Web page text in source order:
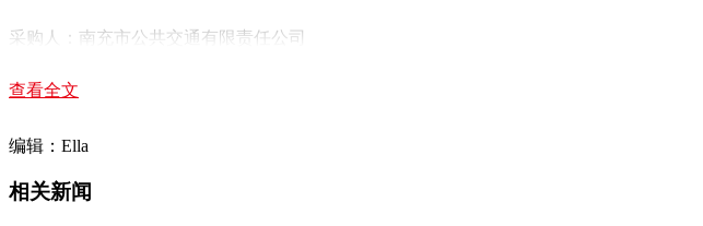
采购人：南充市公共交通有限责任公司
通讯地址：南充市顺庆区大安街58号
联 系 人：何女士
联系电话：0817-2715593
查看全文
编辑：Ella
相关新闻